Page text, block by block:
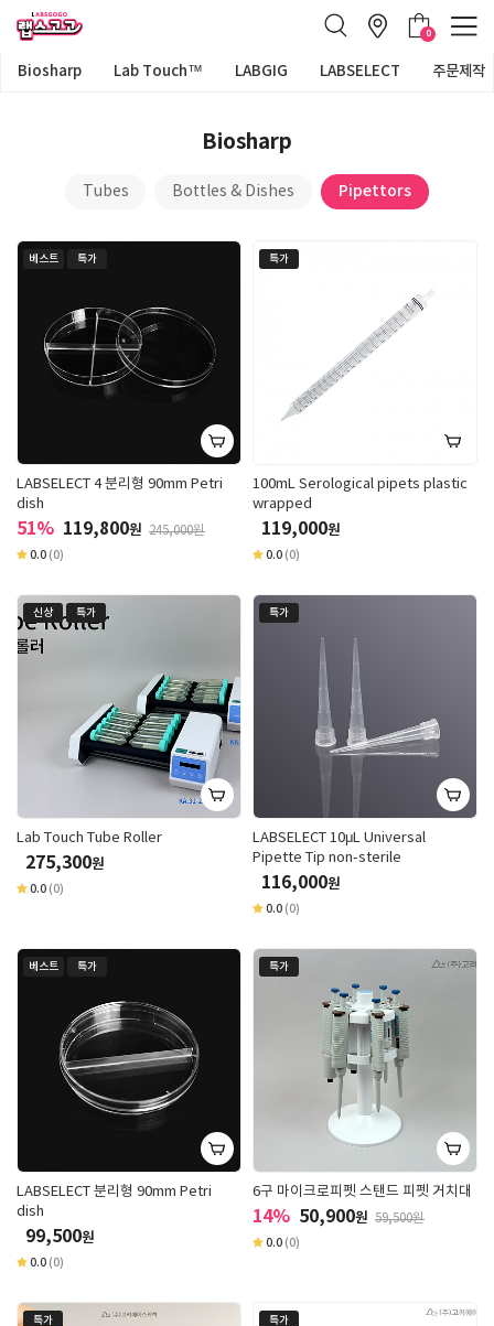
0
Biosharp Lab Touch™ LABGIG LABSELECT 주문제작
Biosharp
Tubes Bottles & Dishes Pipettors
베스트 특가
LABSELECT 4 분리형 90mm Petri
dish
51% 119,800원 245,000원
0.0 (0)
특가
100mL Serological pipets plastic
wrapped
119,000원
0.0 (0)
신상 특가
Lab Touch Tube Roller
275,300원
0.0 (0)
특가
LABSELECT 10μL Universal
Pipette Tip non-sterile
116,000원
0.0 (0)
베스트 특가
LABSELECT 분리형 90mm Petri
dish
99,500원
0.0 (0)
특가
6구 마이크로피펫 스탠드 피펫 거치대
14% 50,900원 59,500원
0.0 (0)
특가 특가